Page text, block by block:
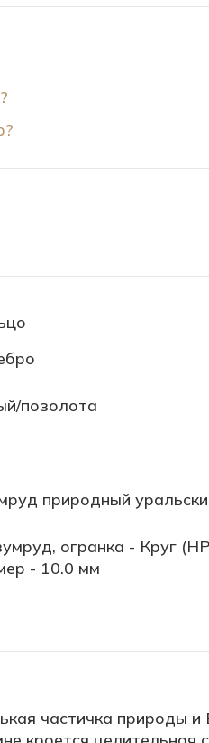
позолота
природный
огранка - Круг
- 10.0 мм
частичка природы